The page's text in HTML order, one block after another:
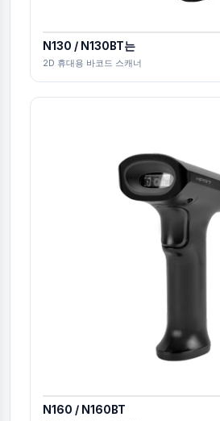
N130 / N130BT는
2D 휴대용 바코드 스캐너
N160 / N160BT